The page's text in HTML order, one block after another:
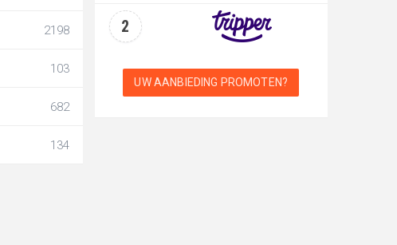
2198
103
682
134
2
UW AANBIEDING PROMOTEN?